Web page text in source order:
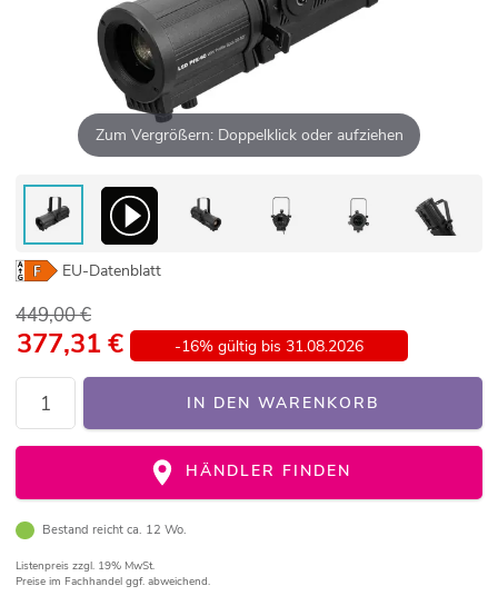
Zum Vergrößern: Doppelklick oder aufziehen
EU-Datenblatt
449,00 €
377,31 € -16% gültig bis 31.08.2026
IN DEN WARENKORB
HÄNDLER FINDEN
Bestand reicht ca. 12 Wo.
Listenpreis zzgl. 19% MwSt.
Preise im Fachhandel ggf. abweichend.